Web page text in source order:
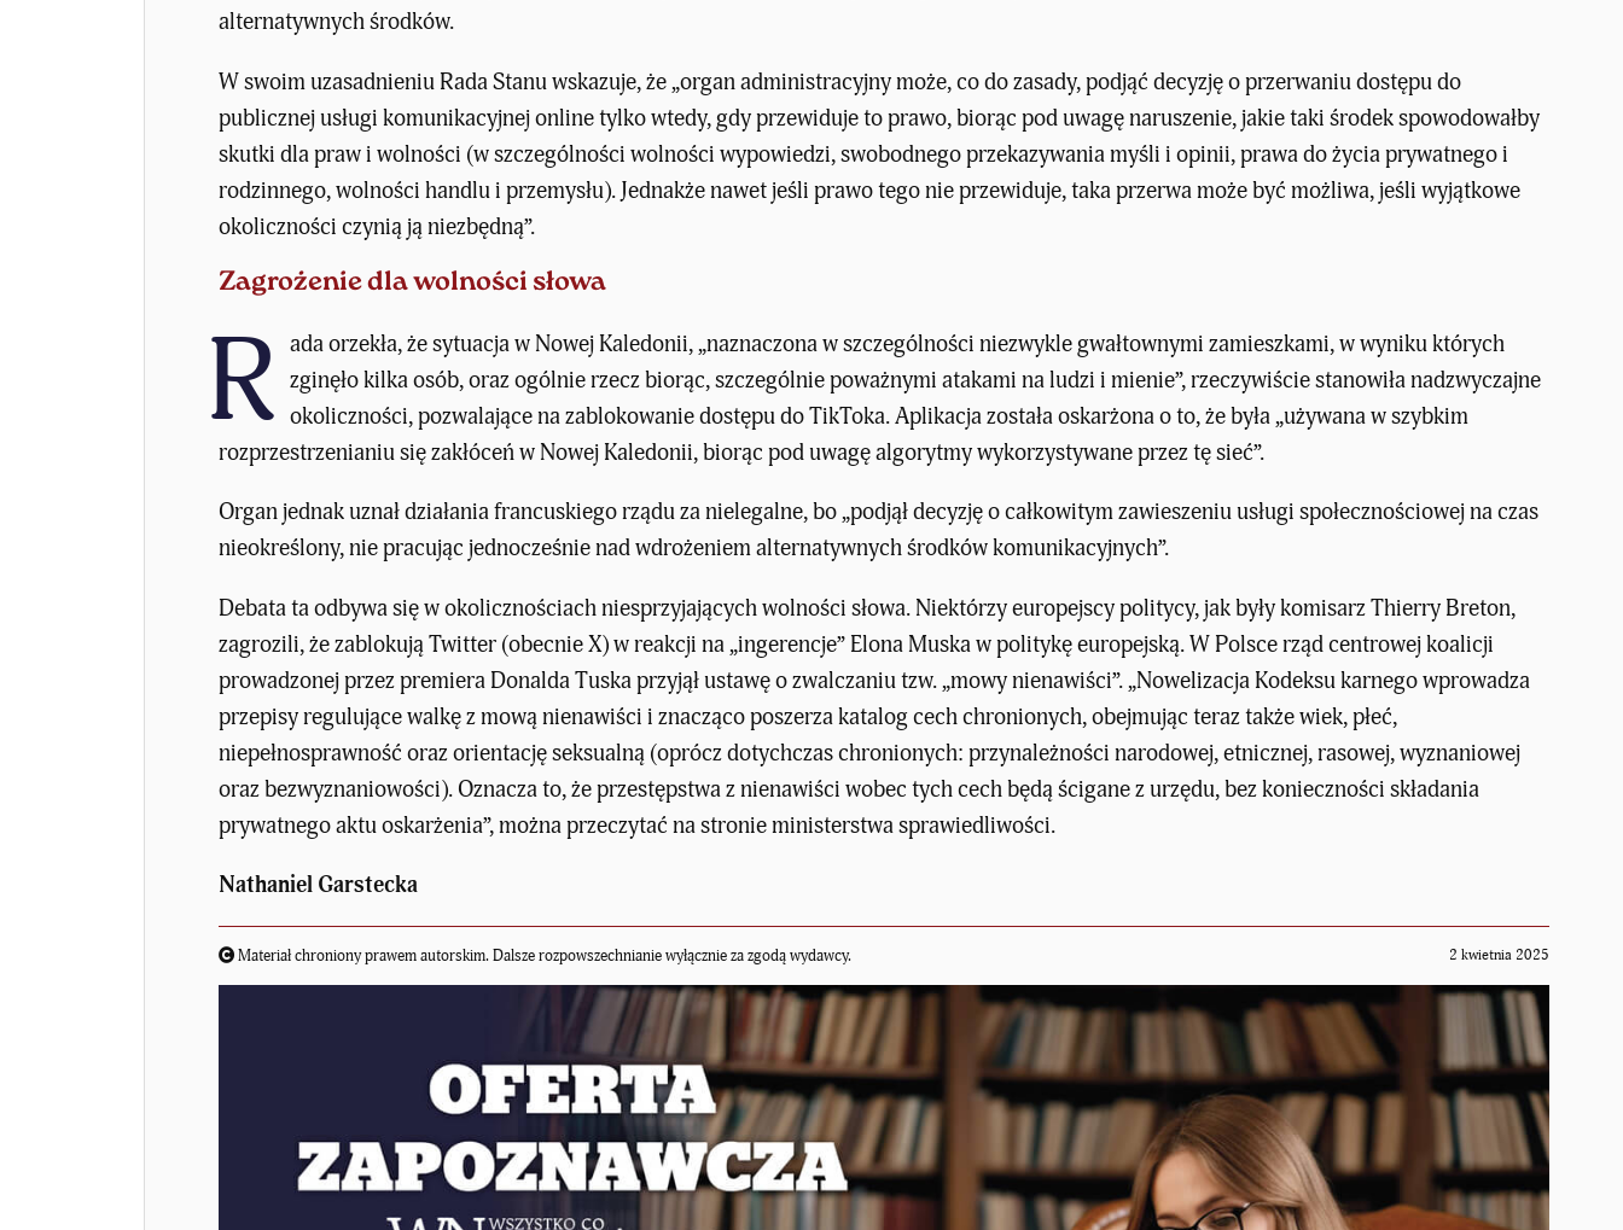
alternatywnych środków.
W swoim uzasadnieniu Rada Stanu wskazuje, że „organ administracyjny może, co do zasady, podjąć decyzję o przerwaniu dostępu do
publicznej usługi komunikacyjnej online tylko wtedy, gdy przewiduje to prawo, biorąc pod uwagę naruszenie, jakie taki środek spowodowałby
skutki dla praw i wolności (w szczególności wolności wypowiedzi, swobodnego przekazywania myśli i opinii, prawa do życia prywatnego i
rodzinnego, wolności handlu i przemysłu). Jednakże nawet jeśli prawo tego nie przewiduje, taka przerwa może być możliwa, jeśli wyjątkowe
okoliczności czynią ją niezbędną”.
Zagrożenie dla wolności słowa
R ada orzekła, że sytuacja w Nowej Kaledonii, „naznaczona w szczególności niezwykle gwałtownymi zamieszkami, w wyniku których
zginęło kilka osób, oraz ogólnie rzecz biorąc, szczególnie poważnymi atakami na ludzi i mienie”, rzeczywiście stanowiła nadzwyczajne
okoliczności, pozwalające na zablokowanie dostępu do TikToka. Aplikacja została oskarżona o to, że była „używana w szybkim
rozprzestrzenianiu się zakłóceń w Nowej Kaledonii, biorąc pod uwagę algorytmy wykorzystywane przez tę sieć”.
Organ jednak uznałdziałania francuskiego rząduza nielegalne, bo „podjął decyzję o całkowitym zawieszeniu usługi społecznościowej na czas
nieokreślony, nie pracując jednocześnie nad wdrożeniem alternatywnych środków komunikacyjnych”.
Debata ta odbywa się w okolicznościach niesprzyjających wolności słowa. Niektórzy europejscy politycy, jak były komisarz Thierry Breton,
zagrozili, że zablokują Twitter (obecnie X) w reakcji na „ingerencje” Elona Muska w politykę europejską. W Polsce rząd centrowej koalicji
prowadzonej przez premiera Donalda Tuska przyjął ustawę o zwalczaniu tzw. „mowy nienawiści”. „Nowelizacja Kodeksu karnego wprowadza
przepisy regulujące walkę z mową nienawiści i znacząco poszerza katalog cech chronionych, obejmując teraz także wiek, płeć,
niepełnosprawność oraz orientację seksualną (oprócz dotychczas chronionych: przynależności narodowej, etnicznej, rasowej, wyznaniowej
oraz bezwyznaniowości). Oznacza to, że przestępstwa z nienawiści wobec tych cech będą ścigane z urzędu, bez konieczności składania
prywatnego aktu oskarżenia”, można przeczytać na stronie ministerstwa sprawiedliwości.
Nathaniel Garstecka
Materiał chroniony prawem autorskim. Dalsze rozpowszechnianie wyłącznie za zgodą wydawcy. 2 kwietnia 2025